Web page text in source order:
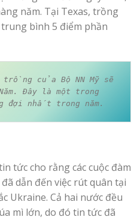
năm. Tại Texas, trồng
bình 5 điểm phần
của Bộ NN Mỹ sẽ
Đây là một trong
đợi nhất trong năm.
tức cho rằng các cuộc đàm
dẫn đến việc rút quân tại
Ukraine. Cả hai nước đều
mì lớn, do đó tin tức đã